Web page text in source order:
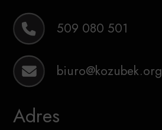
509 080 501
biuro@kozubek.org
Adres